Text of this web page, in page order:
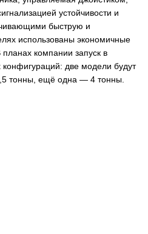
устойчивости и
быструю и
использованы экономичные
компании запуск в
конфигураций: две модели будут
тонны, ещё одна — 4 тонны.